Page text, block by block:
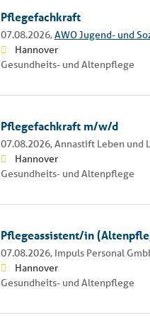
Pflegefachkraft
07.08.2026,AWO Jugend- und
Hannover
Gesundheits- und Altenpflege
Pflegefachkraft m/w/d
07.08.2026,Annastift Leben und
Hannover
Gesundheits- und Altenpflege
Pflegeassistent/in
07.08.2026, Impuls Personal
Hannover
Gesundheits- und Altenpflege